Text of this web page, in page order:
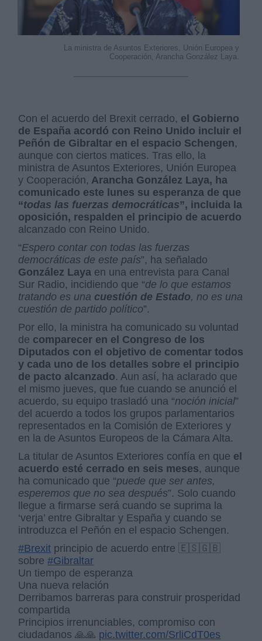
La ministra de Asuntos Exteriores, Unión Europea y
Cooperación, Arancha González Laya.
Con el acuerdo del Brexit cerrado, el Gobierno
de España acordó con Reino Unido incluir el
Peñón de Gibraltar en el espacio Schengen,
aunque con ciertos matices. Tras ello, la
ministra de Asuntos Exteriores, Unión Europea
y Cooperación, Arancha González Laya, ha
comunicado este lunes su esperanza de que
“todas las fuerzas democráticas”, incluida la
oposición, respalden el principio de acuerdo
alcanzado con Reino Unido.
“Espero contar con todas las fuerzas
democráticas de este país”, ha señalado
González Laya en una entrevista para Canal
Sur Radio, incidiendo que “de lo que estamos
tratando es una cuestión de Estado, no es una
cuestión de partido político”.
Por ello, la ministra ha comunicado su voluntad
de comparecer en el Congreso de los
Diputados con el objetivo de comentar todos
y cada uno de los detalles sobre el principio
de pacto alcanzado. Aun así, ha aclarado que
el mismo jueves, que fue cuando se anunció el
acuerdo, su equipo trasladó una “noción inicial”
del acuerdo a todos los grupos parlamentarios
representados en la Comisión de Exteriores y
en la de Asuntos Europeos de la Cámara Alta.
La titular de Asuntos Exteriores confía en que el
acuerdo esté cerrado en seis meses, aunque
ha comunicado que “puede que ser antes,
esperemos que no sea después”. Solo cuando
llegue a firmarse será cuando se suprima la
‘verja’ entre Gibraltar y España y cuando se
introduzca el Peñón en el espacio Schengen.
#Brexit principio de acuerdo entre 🇪🇸🇬🇧
sobre#Gibraltar
Un tiempo de esperanza
Una nueva relación
Derribamos barreras para construir prosperidad
compartida
Principios irrenunciables, compromiso con
ciudadanos 🙏🙏 pic.twitter.com/SrliCdT0es